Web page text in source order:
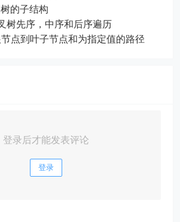
的子结构
树先序，中序和后序遍历
点到叶子节点和为指定值的路径
登录后才能发表评论
登录